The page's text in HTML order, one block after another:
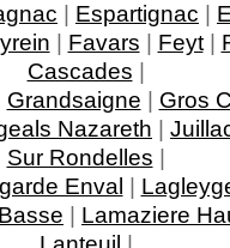
| Espartignac |
| Favars | Feyt|
Cascades |
Grandsaigne | Gros
Nazareth |
Sur Rondelles |
Enval |
| Lamaziere
Lanteuil |